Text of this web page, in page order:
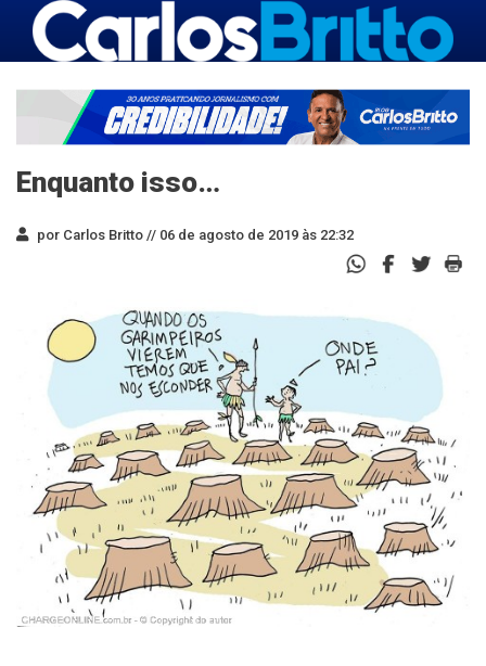
Enquanto isso…
por Carlos Britto // 06 de agosto de 2019 às 22:32